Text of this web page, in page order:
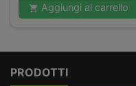
 Aggiungi al carrello
PRODOTTI